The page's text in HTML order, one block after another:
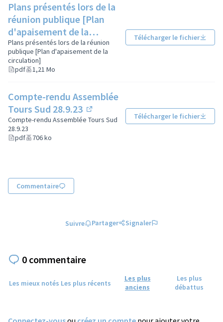
Plans présentés lors de la
réunion publique [Plan
d'apaisement de la
circulation]
(Lien externe)
Plans présentés lors de la réunion
publique [Plan d'apaisement de la
circulation]
pdf
1,21 Mo
Télécharger le fichier
Compte-rendu Assemblée
Tours Sud 28.9.23
(Lien externe)
Compte-rendu Assemblée Tours Sud
28.9.23
pdf
706 ko
Télécharger le fichier
Commentaire
Suivre Partager Signaler
0 commentaire
Les mieux notés Les plus récents
Les plus
anciens
Les plus
débattus